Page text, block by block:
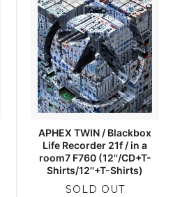
APHEX TWIN / Blackbox
Life Recorder 21f / in a
room7 F760 (12''/CD+T-
Shirts/12''+T-Shirts)
SOLD OUT